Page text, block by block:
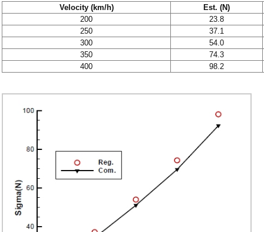
Velocity (km/h)
Est. (N)
200
23.8
250
37.1
300
54.0
350
74.3
400
98.2